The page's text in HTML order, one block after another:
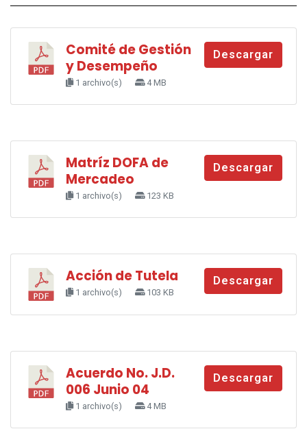
Comité de Gestión
y Desempeño
1 archivo(s) 4 MB
Descargar
Matríz DOFA de
Mercadeo
1 archivo(s) 123 KB
Descargar
Acción de Tutela
1 archivo(s) 103 KB
Descargar
Acuerdo No. J.D.
006 Junio 04
1 archivo(s) 4 MB
Descargar